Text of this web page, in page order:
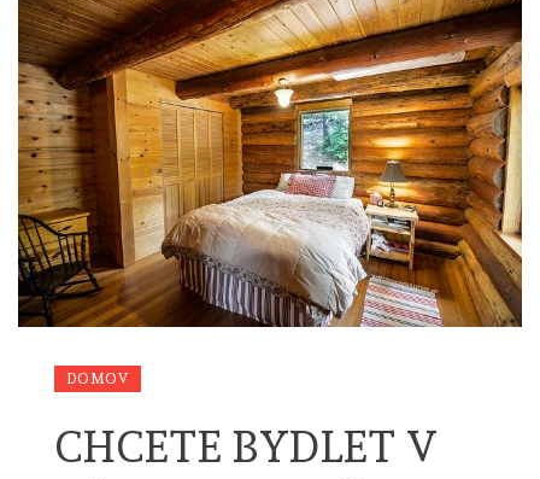
DOMOV
CHCETE BYDLET V